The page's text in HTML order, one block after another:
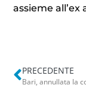
assieme
PRECEDENTE